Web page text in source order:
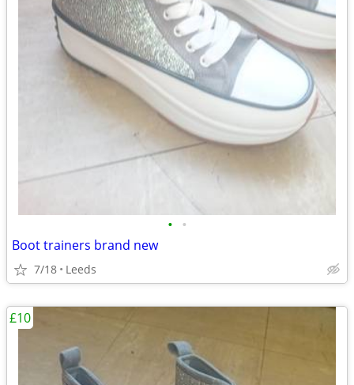
• •
Boot trainers brand new
7/18 Leeds
£10